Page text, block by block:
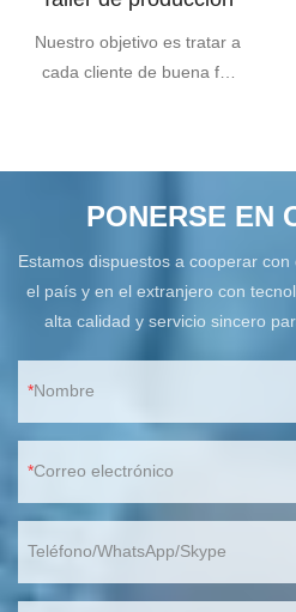
un mañana mejor.
Nuestro objetivo es tratar a
cada cliente de buena fe.
tecnología exquisita,
productos de alta calidad y
servicio sincero para crear
un mañana mejor.
PONERSE EN
Estamos dispuestos a cooperar
el país y en el extranjero con
alta calidad y servicio sincero
Nombre
Correo electrónico
Teléfono/WhatsApp/Skype